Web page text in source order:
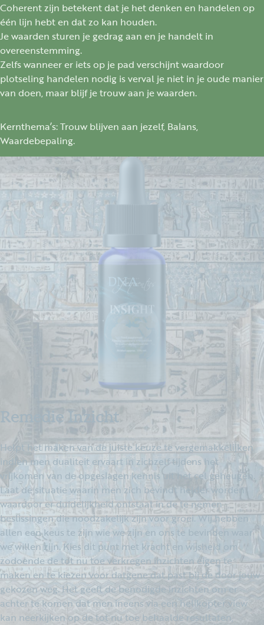
Coherent zijn betekent dat je het denken en handelen op
één lijn hebt en dat zo kan houden.
Je waarden sturen je gedrag aan en je handelt in
overeenstemming.
Zelfs wanneer er iets op je pad verschijnt waardoor
plotseling handelen nodig is verval je niet in je oude manier
van doen, maar blijf je trouw aan je waarden.
Kernthema’s: Trouw blijven aan jezelf, Balans,
Waardebepaling.
Remedie Inzicht
Helpt het maken van de juiste keuze te vergemakkelijken
indien men dualiteit ervaart in zichzelf tijdens het
vrijkomen van de opgeslagen kennis uit het cel geheugen.
Laat de situatie waarin men zich bevindt helder worden
waardoor er duidelijkheid ontstaat in de te nemen
beslissingen die noodzakelijk zijn voor groei. Wij hebben
allen een keus te zijn wie we zijn en ons te bevinden waar
we willen zijn. Kies dit punt met kracht en wijsheid om
zodoende de tot nu toe verkregen inzichten eigen te
maken en te kiezen voor datgene dat past bij de door jouw
gekozen weg. Het geeft de benodigde inzichten om er
achter te komen dat men ineens via een helikopter view
kan neerkijken op de tot nu toe behaalde resultaten,